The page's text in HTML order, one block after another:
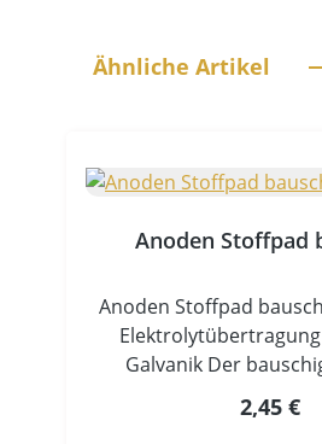
Ähnliche Artikel
Anoden Stoffpad
Anoden Stoffpad
Galvanik Der
Stoffpad ist ein
Zubehör für
2,45 €